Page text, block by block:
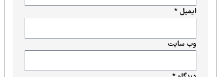
ایمیل*
وب‌ سایت